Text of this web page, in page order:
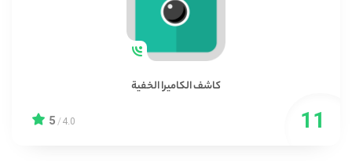
كاشف الكاميرا الخفية
4.0
/
5